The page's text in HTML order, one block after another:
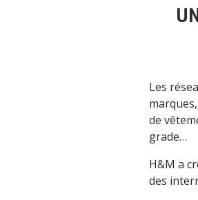
Les
de
grade…
H&M a
des